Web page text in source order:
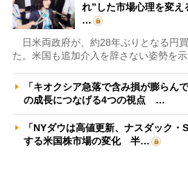
れ”した市場心理を変え
…
日米両政府が、約28年ぶりとなる円
た。米国も追加介入を辞さない姿勢を
「キオクシア急落で含み損が膨らん
の成長につなげる4つの視点 …
「NYダウは高値更新、ナスダック
する米国株市場の変化 半…